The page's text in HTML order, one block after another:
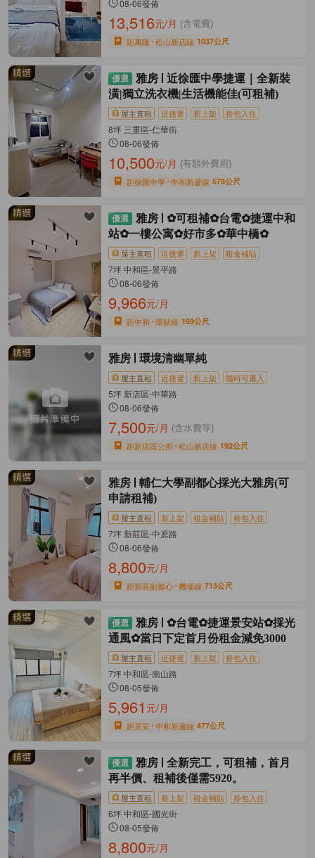
08-06發佈
13,516元/月 (含電費)
距萬隆 松山新店線 1037公尺
雅房
近徐匯中學捷運｜全新裝
潢|獨立洗衣機|生活機能佳(可租補)
屋主直租 近捷運 新上架 拎包入住
8坪 三重區-仁華街
08-06發佈
10,500元/月 (有額外費用)
距徐匯中學 中和新蘆線 578公尺
雅房
✿可租補✿台電✿捷運中和
站✿一樓公寓✿好市多✿華中橋✿
屋主直租 近捷運 新上架 租金補貼
7坪 中和區-景平路
08-06發佈
9,966元/月
距中和 環狀線 169公尺
雅房 環境清幽單純
屋主直租 近捷運 新上架 隨時可遷入
5坪 新店區-中華路
08-06發佈
7,500元/月 (含水費等)
距新店區公所 松山新店線 192公尺
雅房
輔仁大學副都心採光大雅房(可
申請租補)
屋主直租 新上架 租金補貼 拎包入住
7坪 新莊區-中原路
08-06發佈
8,800元/月
距新莊副都心 機場線 713公尺
雅房
✿台電✿捷運景安站✿採光
通風✿當日下定首月份租金減免3000
屋主直租 近捷運 新上架 拎包入住
7坪 中和區-南山路
08-05發佈
5,961 元/月
距景安 中和新蘆線 477公尺
雅房
全新完工，可租補，首月
再半價、租補後僅需5920。
屋主直租 新上架 租金補貼 拎包入住
6坪 中和區-國光街
08-05發佈
8,800元/月